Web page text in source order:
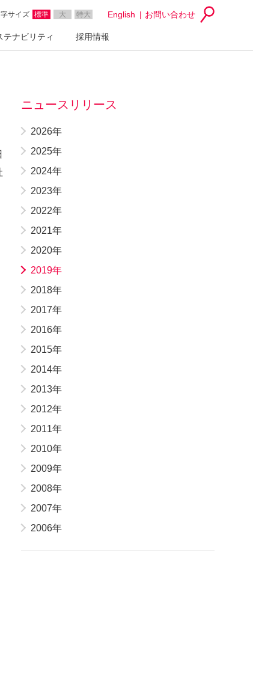
サイズ 標準 大 特大 English お問い合わせ
テナビリティ 採用情報
ニュースリリース
2026年
2025年
2024年
2023年
2022年
2021年
2020年
2019年
2018年
2017年
2016年
2015年
2014年
2013年
2012年
2011年
2010年
2009年
2008年
2007年
2006年